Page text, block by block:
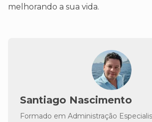
melhorando a sua vida.
Santiago Nascimento
Formado em Administração